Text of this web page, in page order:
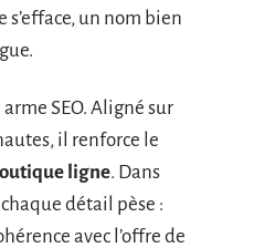
un nom bien
arme SEO. Aligné sur
il renforce le
ligne. Dans
détail pèse :
avec l’offre de